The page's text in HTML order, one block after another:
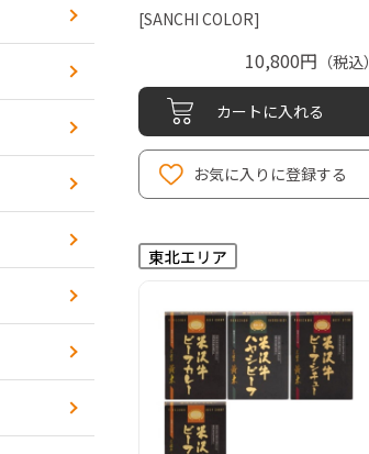
[SANCHI COLOR]
10,800円 （税込）
カートに入れる
お気に入りに登録する